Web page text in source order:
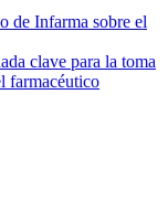
de Infarma sobre el
clave para la toma
farmacéutico